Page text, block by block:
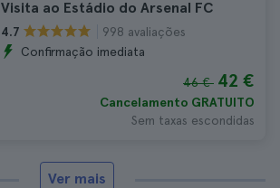
Visita ao Estádio do Arsenal FC
4.7
998 avaliações
Confirmação imediata
46 € 42 €
Cancelamento GRATUITO
Sem taxas escondidas
Ver mais